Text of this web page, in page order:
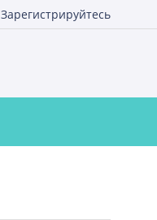
Зарегистрируйтесь